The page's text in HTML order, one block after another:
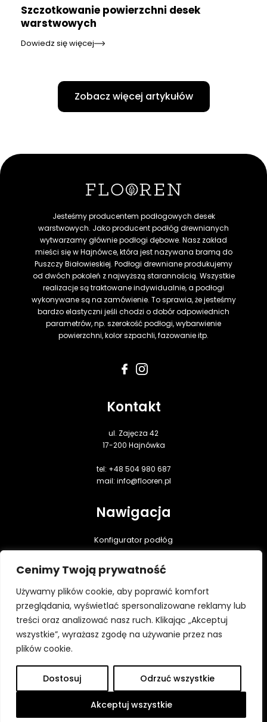
Cenimy Twoją prywatność
Używamy plików cookie, aby poprawić komfort
przeglądania, wyświetlać spersonalizowane reklamy lub
treści oraz analizować nasz ruch. Klikając „Akceptuj
wszystkie”, wyrażasz zgodę na używanie przez nas
plików cookie.
Dostosuj Odrzuć wszystkie
Akceptuj wszystkie
Szczotkowanie powierzchni desek
warstwowych
Dowiedz się więcej
Zobacz więcej artykułów
Jesteśmy producentem podłogowych desek
warstwowych. Jako producent podłóg drewnianych
wytwarzamy głównie podłogi dębowe. Nasz zakład
mieści się w Hajnówce, która jest nazywana bramą do
Puszczy Białowieskiej. Podłogi drewniane produkujemy
od dwóch pokoleń z najwyższą starannością. Wszystkie
realizacje są traktowane indywidualnie, a podłogi
wykonywane są na zamówienie. To sprawia, że jesteśmy
bardzo elastyczni jeśli chodzi o dobór odpowiednich
parametrów, np. szerokość podłogi, wybarwienie
powierzchni, kolor szpachli, fazowanie itp.
Kontakt
ul. Zajęcza 42
17-200 Hajnówka
tel: +48 504 980 687
mail: info@flooren.pl
Nawigacja
Konfigurator podłóg
Realizacje
Praktyczna wiedza
Do pobrania
Kontakt
Polityka prywatności
Wszystkie prawa zastrzeżone ⓒ Flooren 2026
Platforma utworzona przez Hypercon.pl